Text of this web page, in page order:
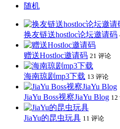
随机
换友链送hostloc论坛邀请码
赠送Hostloc邀请码 21 评论
海南琼剧mp3下载 13 评论
JiaYu Boss视察JiaYu Blog 12
JiaYu的昆虫玩具 11 评论